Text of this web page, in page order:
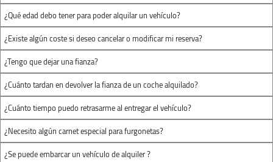
¿Qué edad debo tener para poder alquilar un vehículo?
¿Existe algún coste si deseo cancelar o modificar mi reserva?
¿Tengo que dejar una fianza?
¿Cuánto tardan en devolver la fianza de un coche alquilado?
¿Cuánto tiempo puedo retrasarme al entregar el vehículo?
¿Necesito algún carnet especial para furgonetas?
¿Se puede embarcar un vehículo de alquiler ?